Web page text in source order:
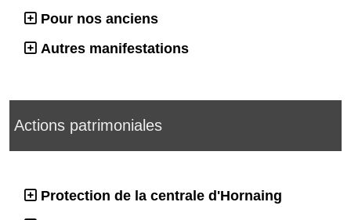
Pour nos anciens
Autres manifestations
Actions patrimoniales
Protection de la centrale d'Hornaing